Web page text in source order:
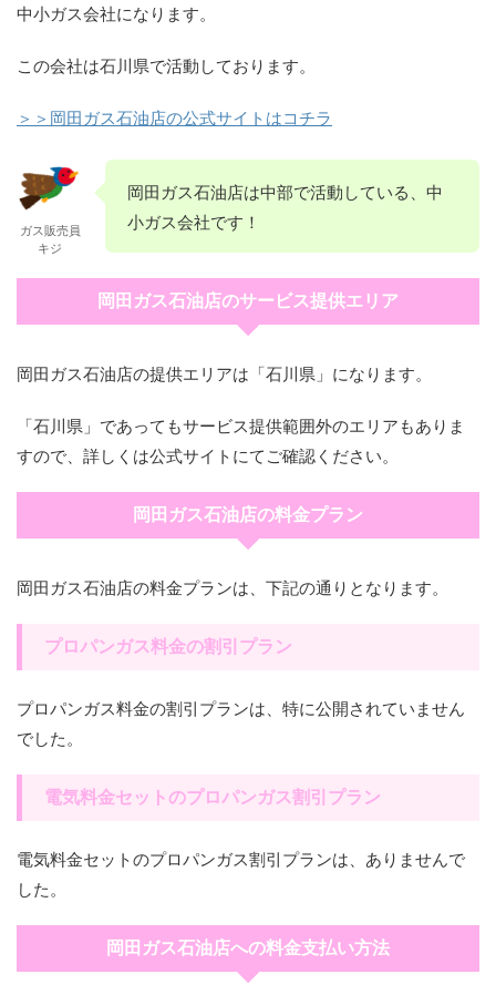
中小ガス会社になります。
この会社は石川県で活動しております。
＞＞岡田ガス石油店の公式サイトはコチラ
ガス販売員
キジ
岡田ガス石油店は中部で活動している、中
小ガス会社です！
岡田ガス石油店のサービス提供エリア
岡田ガス石油店の提供エリアは「石川県」になります。
「石川県」であってもサービス提供範囲外のエリアもありま
すので、詳しくは公式サイトにてご確認ください。
岡田ガス石油店の料金プラン
岡田ガス石油店の料金プランは、下記の通りとなります。
プロパンガス料金の割引プラン
プロパンガス料金の割引プランは、特に公開されていません
でした。
電気料金セットのプロパンガス割引プラン
電気料金セットのプロパンガス割引プランは、ありませんで
した。
岡田ガス石油店への料金支払い方法